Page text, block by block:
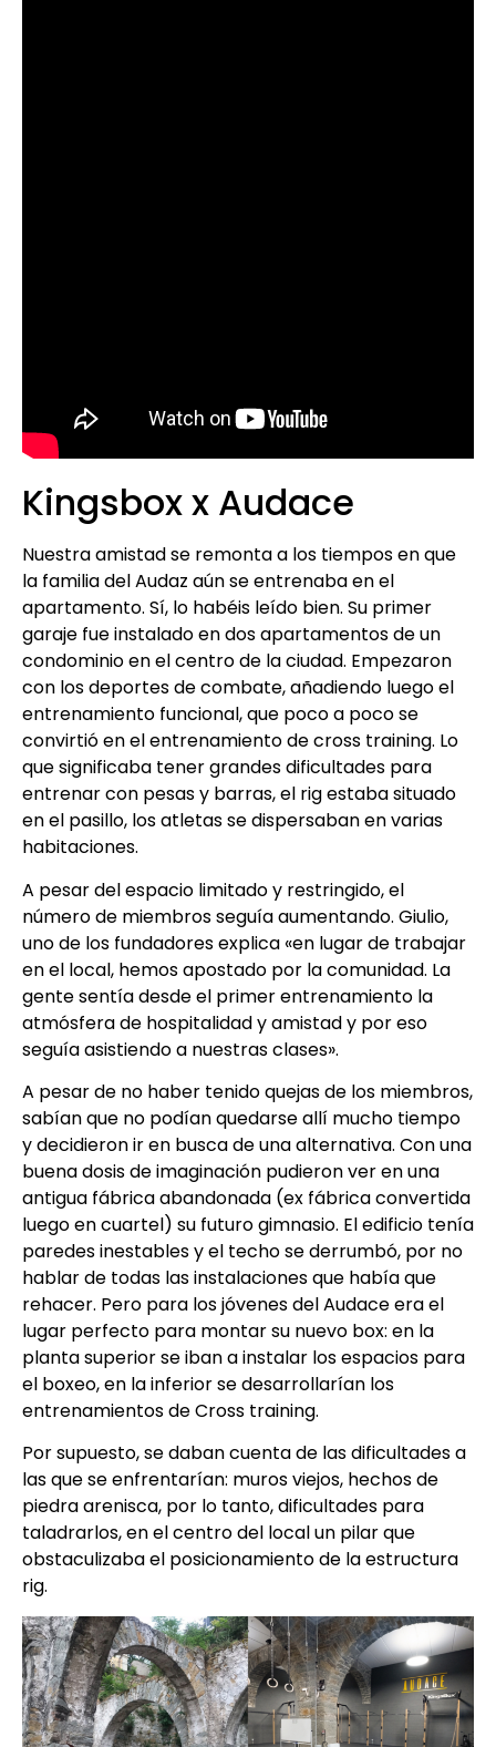
Kingsbox x Audace
Nuestra amistad se remonta a los tiempos en que
la familia del Audaz aún se entrenaba en el
apartamento. Sí, lo habéis leído bien. Su primer
garaje fue instalado en dos apartamentos de un
condominio en el centro de la ciudad. Empezaron
con los deportes de combate, añadiendo luego el
entrenamiento funcional, que poco a poco se
convirtió en el entrenamiento de cross training. Lo
que significaba tener grandes dificultades para
entrenar con pesas y barras, el rig estaba situado
en el pasillo, los atletas se dispersaban en varias
habitaciones.
A pesar del espacio limitado y restringido, el
número de miembros seguía aumentando. Giulio,
uno de los fundadores explica «en lugar de trabajar
en el local, hemos apostado por la comunidad. La
gente sentía desde el primer entrenamiento la
atmósfera de hospitalidad y amistad y por eso
seguía asistiendo a nuestras clases».
A pesar de no haber tenido quejas de los miembros,
sabían que no podían quedarse allí mucho tiempo
y decidieron ir en busca de una alternativa. Con una
buena dosis de imaginación pudieron ver en una
antigua fábrica abandonada (ex fábrica convertida
luego en cuartel) su futuro gimnasio. El edificio tenía
paredes inestables y el techo se derrumbó, por no
hablar de todas las instalaciones que había que
rehacer. Pero para los jóvenes del Audace era el
lugar perfecto para montar su nuevo box: en la
planta superior se iban a instalar los espacios para
el boxeo, en la inferior se desarrollarían los
entrenamientos de Cross training.
Por supuesto, se daban cuenta de las dificultades a
las que se enfrentarían: muros viejos, hechos de
piedra arenisca, por lo tanto, dificultades para
taladrarlos, en el centro del local un pilar que
obstaculizaba el posicionamiento de la estructura
rig.